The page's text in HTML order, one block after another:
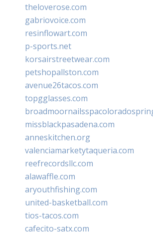
theloverose.com
gabriovoice.com
resinflowart.com
p-sports.net
korsairstreetwear.com
petshopallston.com
avenue26tacos.com
topgglasses.com
missblackpasadena.com
anneskitchen.org
valenciamarketytaqueria.com
reefrecordsllc.com
alawaffle.com
aryouthfishing.com
united-basketball.com
tios-tacos.com
cafecito-satx.com